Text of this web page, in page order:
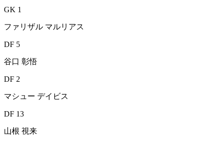
GK 1
ファリザル マルリアス
DF 5
谷口 彰悟
DF 2
マシュー デイビス
DF 13
山根 視来